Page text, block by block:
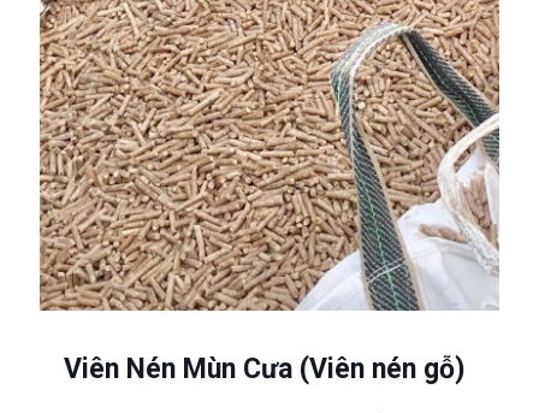
Viên Nén Mùn Cưa (Viên nén gỗ)